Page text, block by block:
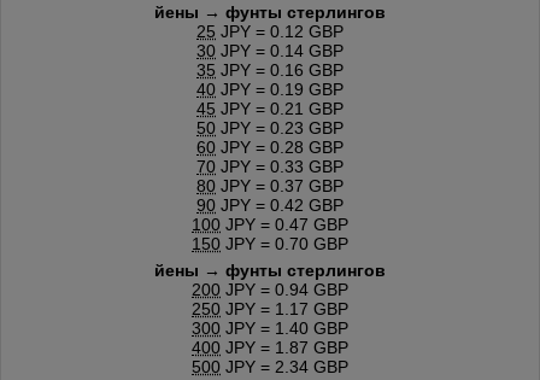
йены → фунты стерлингов
25 JPY = 0.12 GBP
30 JPY = 0.14 GBP
35 JPY = 0.16 GBP
40 JPY = 0.19 GBP
45 JPY = 0.21 GBP
50 JPY = 0.23 GBP
60 JPY = 0.28 GBP
70 JPY = 0.33 GBP
80 JPY = 0.37 GBP
90 JPY = 0.42 GBP
100 JPY = 0.47 GBP
150 JPY = 0.70 GBP
йены → фунты стерлингов
200 JPY = 0.94 GBP
250 JPY = 1.17 GBP
300 JPY = 1.40 GBP
400 JPY = 1.87 GBP
500 JPY = 2.34 GBP